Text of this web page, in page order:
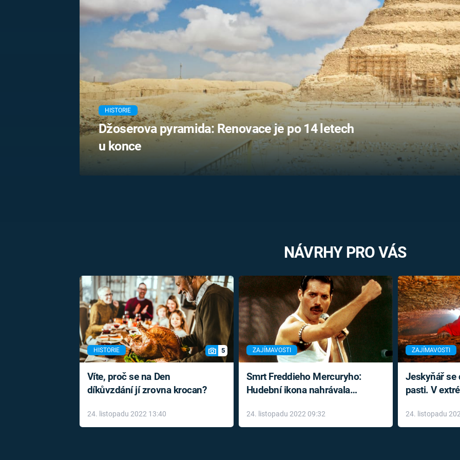
PRVNÍ SVĚTOVÁ
MARIE TEREZIE
NAPOLEON
BONAPARTE
BRITSKÁ
KRÁLOVSKÁ
RODINA
MIMOZEMŠŤANÉ
UTAJENÉ PŘÍBĚHY
ČESKÝCH DĚJIN
ALTERNATIVNÍ
HISTORIE
FILMY
REALITA
HORORY
REALITA
OPTICKÉ
KLAMY
HISTORIE
Džoserova pyramida: Renovace je po 14 letech
u konce
NÁVRHY PRO VÁS
HISTORIE 5
Víte, proč se na Den
díkůvzdání jí zrovna krocan?
24. listopadu 2022 13:40
ZAJÍMAVOSTI
Smrt Freddieho Mercuryho:
Hudební ikona nahrávala
léky
24. listopadu 2022 09:32
ZAJÍMAVOSTI
Jeskyňář se
pasti. V
24. listopadu